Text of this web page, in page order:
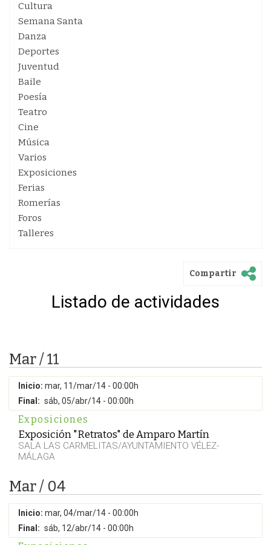
Cultura
Semana Santa
Danza
Deportes
Juventud
Baile
Poesía
Teatro
Cine
Música
Varios
Exposiciones
Ferias
Romerías
Foros
Talleres
Compartir
Listado de actividades
Mar / 11
Inicio: mar, 11/mar/14 - 00:00h
Final: sáb, 05/abr/14 - 00:00h
Exposiciones
Exposición "Retratos" de Amparo Martín
SALA LAS CARMELITAS/AYUNTAMIENTO VÉLEZ-
MÁLAGA
Mar / 04
Inicio: mar, 04/mar/14 - 00:00h
Final: sáb, 12/abr/14 - 00:00h